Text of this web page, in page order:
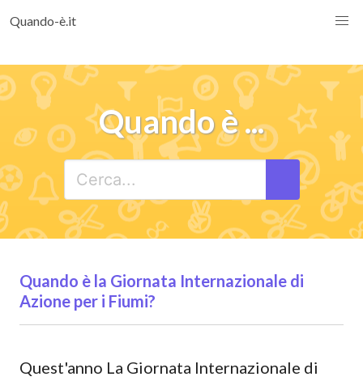
Quando-è.it
Quando è ...
Quando è la Giornata Internazionale di
Azione per i Fiumi?
Quest'anno La Giornata Internazionale di